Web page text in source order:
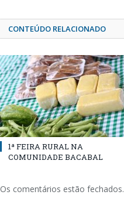
CONTEÚDO RELACIONADO
1ª FEIRA RURAL NA
COMUNIDADE BACABAL
Os comentários estão fechados.